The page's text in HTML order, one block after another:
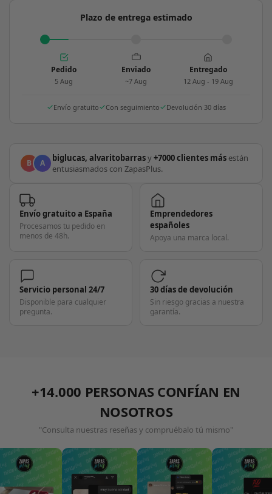
Plazo de entrega estimado
Pedido
5 Aug
Enviado
~7 Aug
Entregado
12 Aug - 19 Aug
Envío gratuito Con seguimiento Devolución 30 días
B A biglucas, alvaritobarrasy+7000 clientes más están
entusiasmados con ZapasPlus.
Envío gratuito a España
Procesamos tu pedido en
menos de 48h.
Emprendedores
españoles
Apoya una marca local.
Servicio personal 24/7
Disponible para cualquier
pregunta.
30 días de devolución
Sin riesgo gracias a nuestra
garantía.
+14.000 PERSONAS CONFÍAN EN
NOSOTROS
"Consulta nuestras reseñas y compruébalo tú mismo"